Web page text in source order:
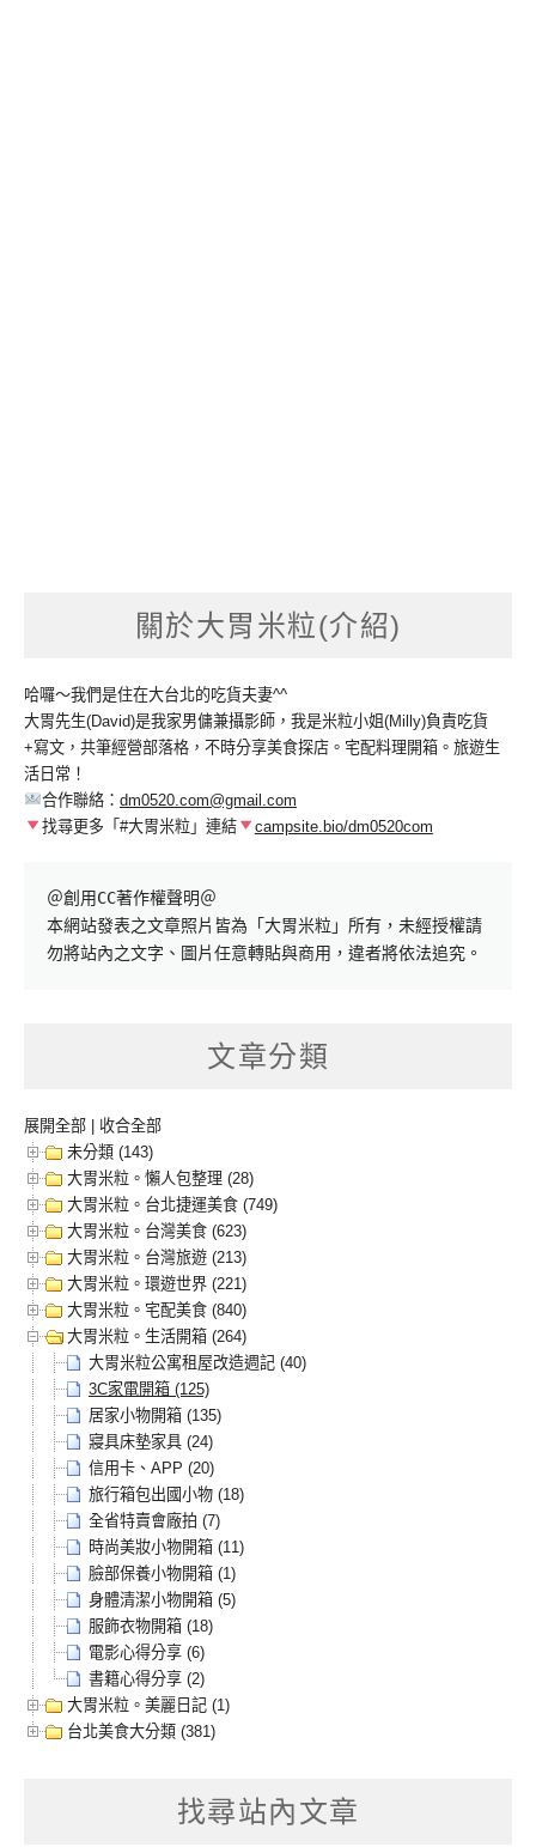
關於大胃米粒(介紹)
哈囉～我們是住在大台北的吃貨夫妻^^
大胃先生(David)是我家男傭兼攝影師，我是米粒小姐(Milly)負責吃貨
+寫文，共筆經營部落格，不時分享美食探店。宅配料理開箱。旅遊生
活日常！
合作聯絡： dm0520.com@gmail.com
找尋更多「#大胃米粒」連結
campsite.bio/dm0520com
＠創用CC著作權聲明＠
本網站發表之文章照片皆為「大胃米粒」所有，未經授權請
勿將站內之文字、圖片任意轉貼與商用，違者將依法追究。
文章分類
展開全部
收合全部
未分類 (143)
大胃米粒。懶人包整理 (28)
大胃米粒。台北捷運美食 (749)
大胃米粒。台灣美食 (623)
大胃米粒。台灣旅遊 (213)
大胃米粒。環遊世界 (221)
大胃米粒。宅配美食 (840)
大胃米粒。生活開箱 (264)
大胃米粒公寓租屋改造週記 (40)
3C家電開箱 (125)
居家小物開箱 (135)
寢具床墊家具 (24)
信用卡、APP (20)
旅行箱包出國小物 (18)
全省特賣會廠拍 (7)
時尚美妝小物開箱 (11)
臉部保養小物開箱 (1)
身體清潔小物開箱 (5)
服飾衣物開箱 (18)
電影心得分享 (6)
書籍心得分享 (2)
大胃米粒。美麗日記 (1)
台北美食大分類 (381)
找尋站內文章